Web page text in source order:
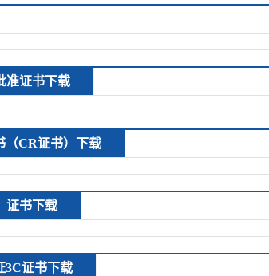
准证书下载
（CR证书）下载
证书下载
3C证书下载